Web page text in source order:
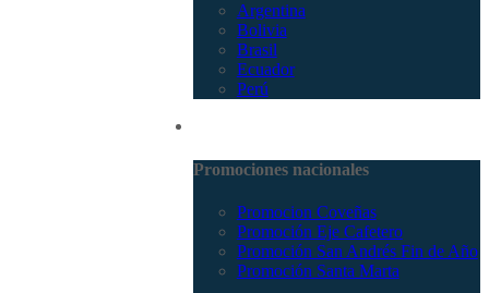
Argentina
Bolivia
Brasil
Ecuador
Perú
Promociones nacionales
Promocion Coveñas
Promoción Eje Cafetero
Promoción San Andrés Fin de Año
Promoción Santa Marta